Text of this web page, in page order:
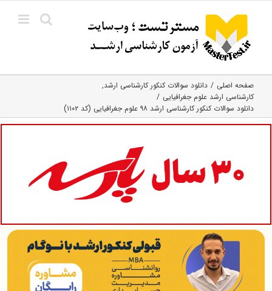
content
صفحه اصلی
دانلود سوالات کنکور کارشناسی ارشد
کارشناسی ارشد علوم جغرافیایی
دانلود سوالات کنکور کارشناسی ارشد ۹۸ علوم جغرافیایی (کد ۱۱۰۲)